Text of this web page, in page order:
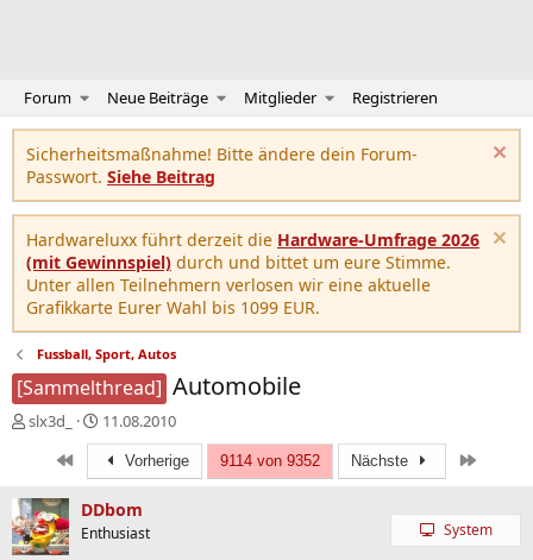
Forum Neue Beiträge Mitglieder Registrieren
Sicherheitsmaßnahme! Bitte ändere dein Forum-
Passwort. Siehe Beitrag
Hardwareluxx führt derzeit die Hardware-Umfrage 2026
(mit Gewinnspiel) durch und bittet um eure Stimme.
Unter allen Teilnehmern verlosen wir eine aktuelle
Grafikkarte Eurer Wahl bis 1099 EUR.
Fussball, Sport, Autos
[Sammelthread] Automobile
E
e
l
l
slx3d_
E
r
s
t
e
l
11.08.2010
Erste Vorherige 9114 von 9352 Nächste
DDbom
Enthusiast System